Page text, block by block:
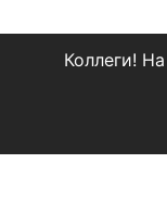
Коллеги!